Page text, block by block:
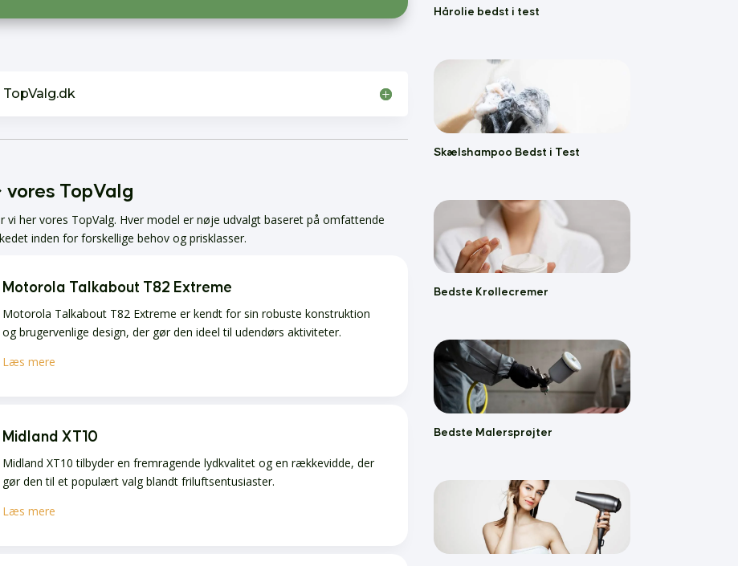
TopValg
her vores TopValg. Hver model er nøje udvalgt baseret på omfattende
inden for forskellige behov og prisklasser.
Motorola Talkabout T82 Extreme
Motorola Talkabout T82 Extreme er kendt for sin robuste konstruktion
og brugervenlige design, der gør den ideel til udendørs aktiviteter.
Læs mere
Midland XT10
Midland XT10 tilbyder en fremragende lydkvalitet og en rækkevidde, der
gør den til et populært valg blandt friluftsentusiaster.
Læs mere
Hårolie bedst i test
Skælshampoo Bedst i Test
Bedste Krøllecremer
Bedste Malersprøjter